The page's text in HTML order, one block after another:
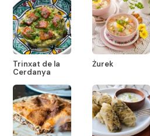
Trinxat de la
Cerdanya
Żurek